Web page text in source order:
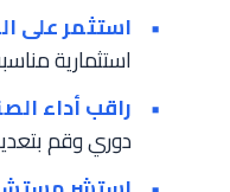
استثمر على
استثمارية
راقب أداء
دوري وقم